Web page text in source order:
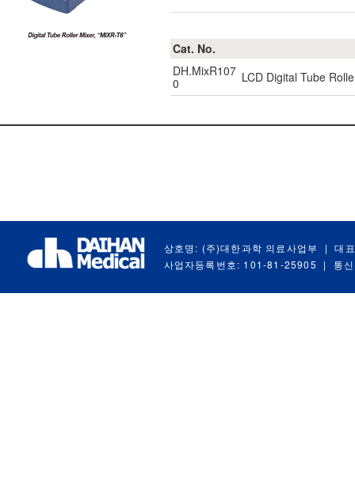
Cat. No.
DH.MixR107
0
LCD Digital Tube
상호명: (주)대한과학 의료사업부 |
대
사업자등록번호: 101-81-25905
| 통